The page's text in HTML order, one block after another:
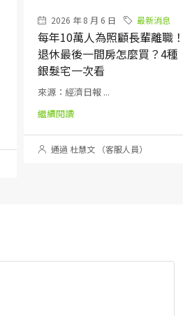
2026 年 8 月 6 日 最新消息
每年10萬人為照顧長輩離職！
退休最後一間房怎麼買？4種
銀髮宅一次看
來源：經濟日報 ...
繼續閱讀
通過 杜慧文 （客服人員）